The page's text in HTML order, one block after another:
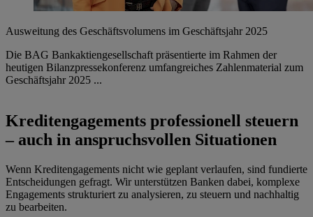
Ausweitung des Geschäftsvolumens im Geschäftsjahr 2025
Die BAG Bankaktiengesellschaft präsentierte im Rahmen der
heutigen Bilanzpressekonferenz umfangreiches Zahlenmaterial zum
Geschäftsjahr 2025 ...
Kreditengagements professionell steuern
– auch in anspruchsvollen Situationen
Wenn Kreditengagements nicht wie geplant verlaufen, sind fundierte
Entscheidungen gefragt. Wir unterstützen Banken dabei, komplexe
Engagements strukturiert zu analysieren, zu steuern und nachhaltig
zu bearbeiten.